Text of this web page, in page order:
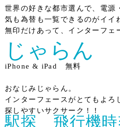
世界の好きな都市選んで、電源
気も為替も一覧できるのがイイ
無印だけあって、インターフェ
じゃらん
iPhone & iPad 無料
おなじみじゃらん。
インターフェースがとてもよろ
探しやすいサクサーク！！
駅探 飛行機